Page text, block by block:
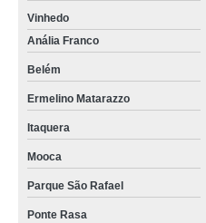
Vinhedo
Anália Franco
Belém
Ermelino Matarazzo
Itaquera
Mooca
Parque São Rafael
Ponte Rasa